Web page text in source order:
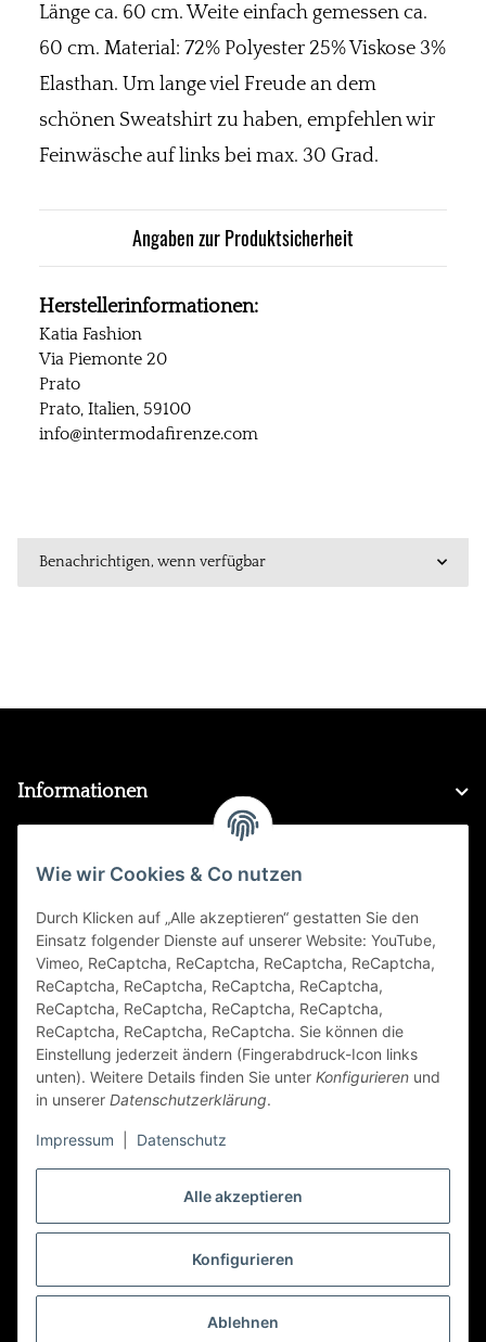
Alle akzeptieren
Konfigurieren
Ablehnen
Wie wir Cookies & Co nutzen
Durch Klicken auf „Alle akzeptieren“ gestatten Sie den
Einsatz folgender Dienste auf unserer Website: YouTube,
Vimeo, ReCaptcha, ReCaptcha, ReCaptcha, ReCaptcha,
ReCaptcha, ReCaptcha, ReCaptcha, ReCaptcha,
ReCaptcha, ReCaptcha, ReCaptcha, ReCaptcha,
ReCaptcha, ReCaptcha, ReCaptcha. Sie können die
Einstellung jederzeit ändern (Fingerabdruck-Icon links
unten). Weitere Details finden Sie unter Konfigurieren und
in unserer Datenschutzerklärung.
Impressum Datenschutz
Länge ca. 60 cm. Weite einfach gemessen ca.
60 cm. Material: 72% Polyester 25% Viskose 3%
Elasthan. Um lange viel Freude an dem
schönen Sweatshirt zu haben, empfehlen wir
Feinwäsche auf links bei max. 30 Grad.
Angaben zur Produktsicherheit
Herstellerinformationen:
Katia Fashion
Via Piemonte 20
Prato
Prato, Italien, 59100
info@intermodafirenze.com
Benachrichtigen, wenn verfügbar
Informationen
FAQ
Zahlungsarten
Folge Uns
* Alle Preise inkl. gesetzlicher USt., zzgl.